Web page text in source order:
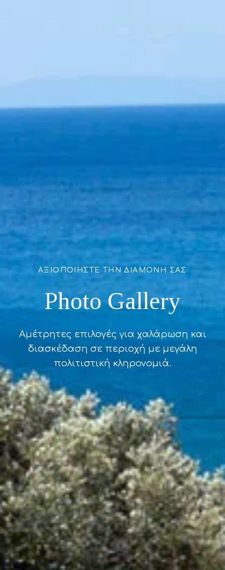
ΑΞΙΟΠΟΙΗΣΤΕ ΤΗΝ ΔΙΑΜΟΝΉ ΣΑΣ
Photo Gallery
Αμέτρητες επιλογές για χαλάρωση και
διασκέδαση σε περιοχή με μεγάλη
πολιτιστική κληρονομιά.